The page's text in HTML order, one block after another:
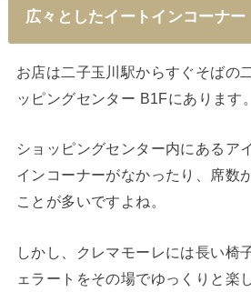
広々としたイートインコーナー
お店は二子玉川駅からすぐそばの
ッピングセンター B1Fにあります。
ショッピングセンター内にあるア
インコーナーがなかったり、席数
ことが多いですよね。
しかし、クレマモーレには長い椅
ェラートをその場でゆっくりと楽